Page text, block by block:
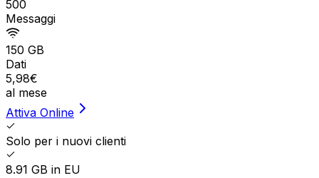
500
Messaggi
150 GB
Dati
5,98€
al mese
Attiva Online
Solo per i nuovi clienti
8.91 GB in EU